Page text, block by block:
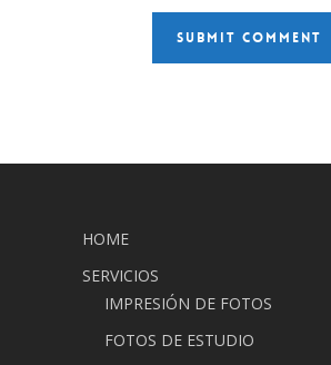
HOME
SERVICIOS
IMPRESIÓN DE FOTOS
FOTOS DE ESTUDIO